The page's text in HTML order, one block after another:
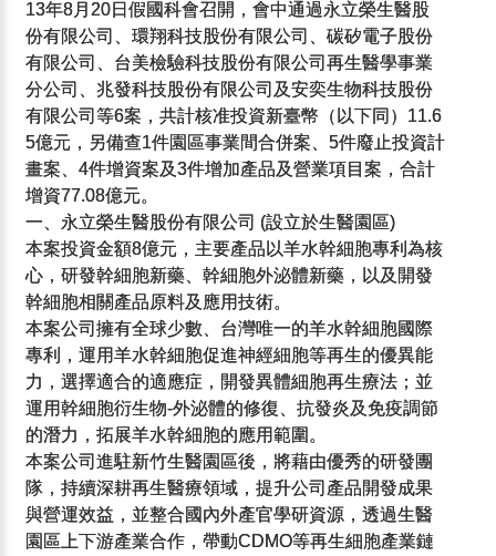
13年8月20日假國科會召開，會中通過永立榮生醫股
份有限公司、環翔科技股份有限公司、碳矽電子股份
有限公司、台美檢驗科技股份有限公司再生醫學事業
分公司、兆發科技股份有限公司及安奕生物科技股份
有限公司等6案，共計核准投資新臺幣（以下同）11.6
5億元，另備查1件園區事業間合併案、5件廢止投資計
畫案、4件增資案及3件增加產品及營業項目案，合計
增資77.08億元。
一、永立榮生醫股份有限公司 (設立於生醫園區)
本案投資金額8億元，主要產品以羊水幹細胞專利為核
心，研發幹細胞新藥、幹細胞外泌體新藥，以及開發
幹細胞相關產品原料及應用技術。
本案公司擁有全球少數、台灣唯一的羊水幹細胞國際
專利，運用羊水幹細胞促進神經細胞等再生的優異能
力，選擇適合的適應症，開發異體細胞再生療法；並
運用幹細胞衍生物-外泌體的修復、抗發炎及免疫調節
的潛力，拓展羊水幹細胞的應用範圍。
本案公司進駐新竹生醫園區後，將藉由優秀的研發團
隊，持續深耕再生醫療領域，提升公司產品開發成果
與營運效益，並整合國內外產官學研資源，透過生醫
園區上下游產業合作，帶動CDMO等再生細胞產業鏈